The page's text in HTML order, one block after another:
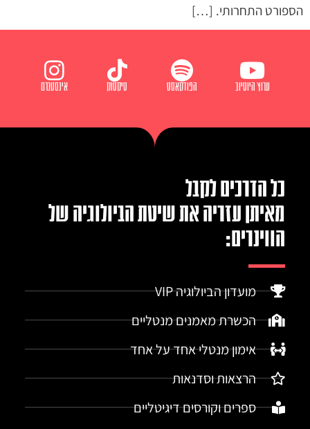
הספורט התחרותי. […]
ערוץ היוטיוב הפודקאסט טיקטוק אינסטגרם
כל הדרכים לקבל
מאיתן עזריה את שיטת הביולוגיה של
הווינרים:
מועדון הביולוגיה VIP
הכשרת מאמנים מנטליים
אימון מנטלי אחד על אחד
הרצאות וסדנאות
ספרים וקורסים דיגיטליים